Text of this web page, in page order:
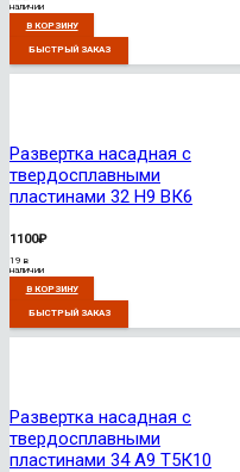
наличии
В КОРЗИНУ
БЫСТРЫЙ ЗАКАЗ
Развертка насадная с
твердосплавными
пластинами 32 Н9 ВК6
1100₽
19 в
наличии
В КОРЗИНУ
БЫСТРЫЙ ЗАКАЗ
Развертка насадная с
твердосплавными
пластинами 34 А9 Т5К10